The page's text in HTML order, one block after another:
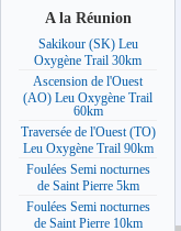
A la Réunion
Sakikour (SK) Leu
Oxygène Trail 30km
Ascension de l'Ouest
(AO) Leu Oxygène Trail
60km
Traversée de l'Ouest (TO)
Leu Oxygène Trail 90km
Foulées Semi nocturnes
de Saint Pierre 5km
Foulées Semi nocturnes
de Saint Pierre 10km